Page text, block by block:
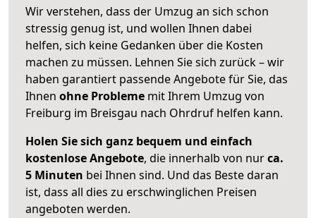
Wir verstehen, dass der Umzug an sich schon
stressig genug ist, und wollen Ihnen dabei
helfen, sich keine Gedanken über die Kosten
machen zu müssen. Lehnen Sie sich zurück – wir
haben garantiert passende Angebote für Sie, das
Ihnen ohne Probleme mit Ihrem Umzug von
Freiburg im Breisgau nach Ohrdruf helfen kann.
Holen Sie sich ganz bequem und einfach
kostenlose Angebote, die innerhalb von nurca.
5 Minuten bei Ihnen sind. Und das Beste daran
ist, dass all dies zu erschwinglichen Preisen
angeboten werden.